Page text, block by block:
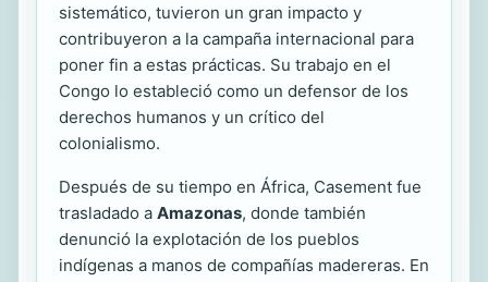
sistemático, tuvieron un gran impacto y
contribuyeron a la campaña internacional para
poner fin a estas prácticas. Su trabajo en el
Congo lo estableció como un defensor de los
derechos humanos y un crítico del
colonialismo.
Después de su tiempo en África, Casement fue
trasladado a Amazonas, donde también
denunció la explotación de los pueblos
indígenas a manos de compañías madereras. En